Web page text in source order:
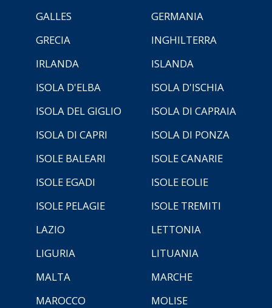
GALLES
GERMANIA
GRECIA
INGHILTERRA
IRLANDA
ISLANDA
ISOLA D'ELBA
ISOLA D'ISCHIA
ISOLA DEL GIGLIO
ISOLA DI CAPRAIA
ISOLA DI CAPRI
ISOLA DI PONZA
ISOLE BALEARI
ISOLE CANARIE
ISOLE EGADI
ISOLE EOLIE
ISOLE PELAGIE
ISOLE TREMITI
LAZIO
LETTONIA
LIGURIA
LITUANIA
MALTA
MARCHE
MAROCCO
MOLISE